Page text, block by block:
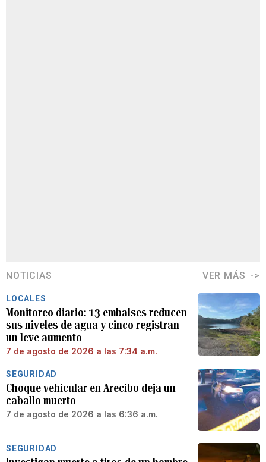
NOTICIAS VER MÁS
LOCALES
Monitoreo diario: 13 embalses reducen
sus niveles de agua y cinco registran
un leve aumento
7 de agosto de 2026 a las 7:34 a.m.
SEGURIDAD
Choque vehicular en Arecibo deja un
caballo muerto
7 de agosto de 2026 a las 6:36 a.m.
SEGURIDAD